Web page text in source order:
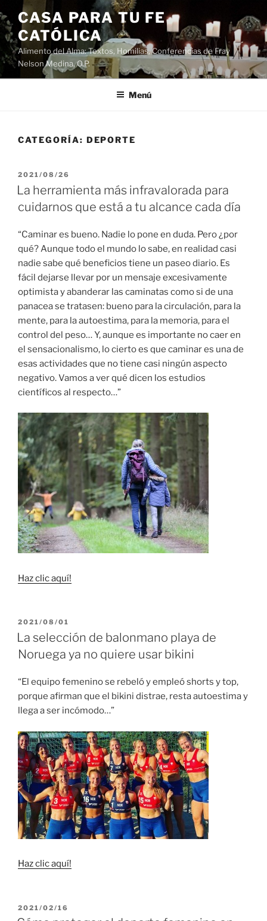
Saltar
al
contenido
CASA PARA TU FE
CATÓLICA
Alimento del Alma: Textos, Homilias, Conferencias de Fray
Nelson Medina, O.P.
Menú
CATEGORÍA: DEPORTE
PUBLICADO
EL
2021/08/26
La herramienta más infravalorada para
cuidarnos que está a tu alcance cada día
“Caminar es bueno. Nadie lo pone en duda. Pero ¿por
qué? Aunque todo el mundo lo sabe, en realidad casi
nadie sabe qué beneficios tiene un paseo diario. Es
fácil dejarse llevar por un mensaje excesivamente
optimista y abanderar las caminatas como si de una
panacea se tratasen: bueno para la circulación, para la
mente, para la autoestima, para la memoria, para el
control del peso… Y, aunque es importante no caer en
el sensacionalismo, lo cierto es que caminar es una de
esas actividades que no tiene casi ningún aspecto
negativo. Vamos a ver qué dicen los estudios
científicos al respecto…”
Haz clic aquí!
PUBLICADO
EL
2021/08/01
La selección de balonmano playa de
Noruega ya no quiere usar bikini
“El equipo femenino se rebeló y empleó shorts y top,
porque afirman que el bikini distrae, resta autoestima y
llega a ser incómodo…”
Haz clic aquí!
PUBLICADO
EL
2021/02/16